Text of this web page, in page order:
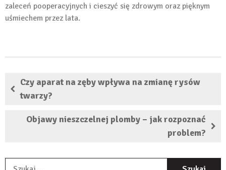
zaleceń pooperacyjnych i cieszyć się zdrowym oraz pięknym
uśmiechem przez lata.
Czy aparat na zęby wpływa na zmianę rysów
twarzy?
Objawy nieszczelnej plomby – jak rozpoznać
problem?